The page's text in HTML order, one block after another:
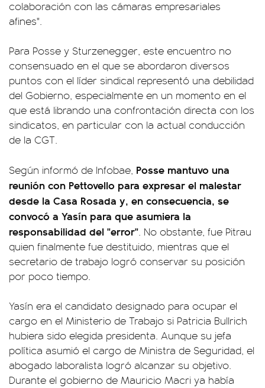
colaboración con las cámaras empresariales
afines".
Para Posse y Sturzenegger, este encuentro no
consensuado en el que se abordaron diversos
puntos con el líder sindical representó una debilidad
del Gobierno, especialmente en un momento en el
que está librando una confrontación directa con los
sindicatos, en particular con la actual conducción
de la CGT.
Según informó de Infobae, Posse mantuvo una
reunión con Pettovello para expresar el malestar
desde la Casa Rosada y, en consecuencia, se
convocó a Yasín para que asumiera la
responsabilidad del "error". No obstante, fue Pitrau
quien finalmente fue destituido, mientras que el
secretario de trabajo logró conservar su posición
por poco tiempo.
Yasín era el candidato designado para ocupar el
cargo en el Ministerio de Trabajo si Patricia Bullrich
hubiera sido elegida presidenta. Aunque su jefa
política asumió el cargo de Ministra de Seguridad, el
abogado laboralista logró alcanzar su objetivo.
Durante el gobierno de Mauricio Macri ya había